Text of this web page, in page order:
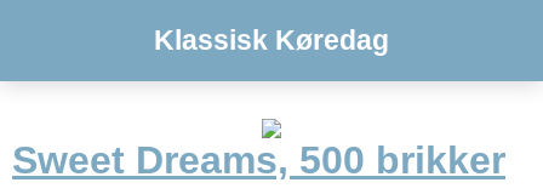
Klassisk Køredag
Sweet Dreams, 500 brikker